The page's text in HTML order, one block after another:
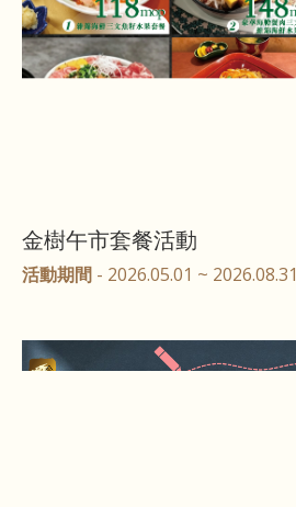
金樹午市套餐活動
活動期間 - 2026.05.01 ~ 2026.08.31